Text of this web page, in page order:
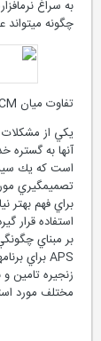
چگونه مي‏تواند
تفاوت ميان APS، SCM و ERP
يكي از مشكلات
براي فهم بهتر
استفاده قرار
بر مبناي چگونگي
زنجيره تامين و
مختلف مورد